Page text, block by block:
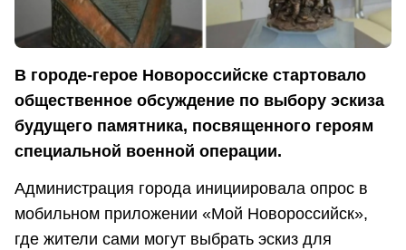
В городе-герое Новороссийске стартовало
общественное обсуждение по выбору эскиза
будущего памятника, посвященного героям
специальной военной операции.
Администрация города инициировала опрос в
мобильном приложении «Мой Новороссийск»,
где жители сами могут выбрать эскиз для